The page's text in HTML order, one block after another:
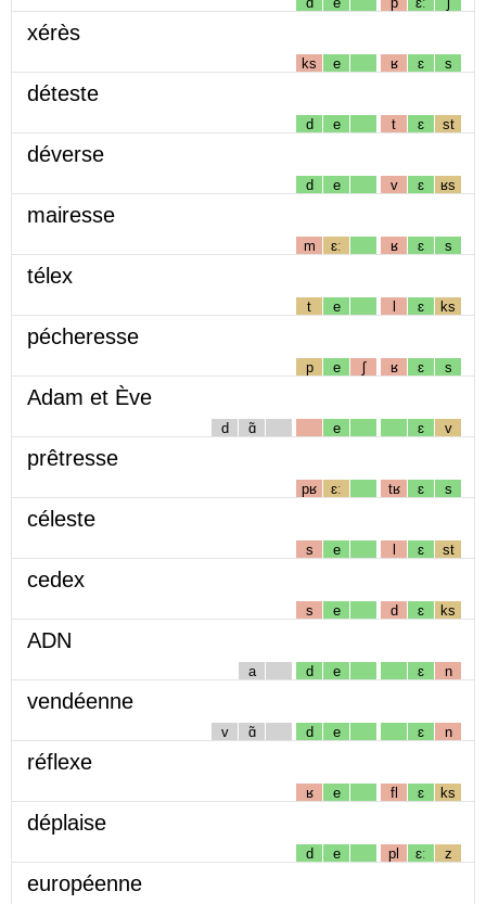
xérès
ks e ʁ ɛ s
déteste
d e t ɛ st
déverse
d e v ɛ ʁs
mairesse
m ɛː ʁ ɛ s
télex
t e l ɛ ks
pécheresse
p e ʃ ʁ ɛ s
Adam et Ève
d ɑ̃ e ɛ v
prêtresse
pʁ ɛː tʁ ɛ s
céleste
s e l ɛ st
cedex
s e d ɛ ks
ADN
a d e ɛ n
vendéenne
v ɑ̃ d e ɛ n
réflexe
ʁ e fl ɛ ks
déplaise
d e pl ɛː z
européenne